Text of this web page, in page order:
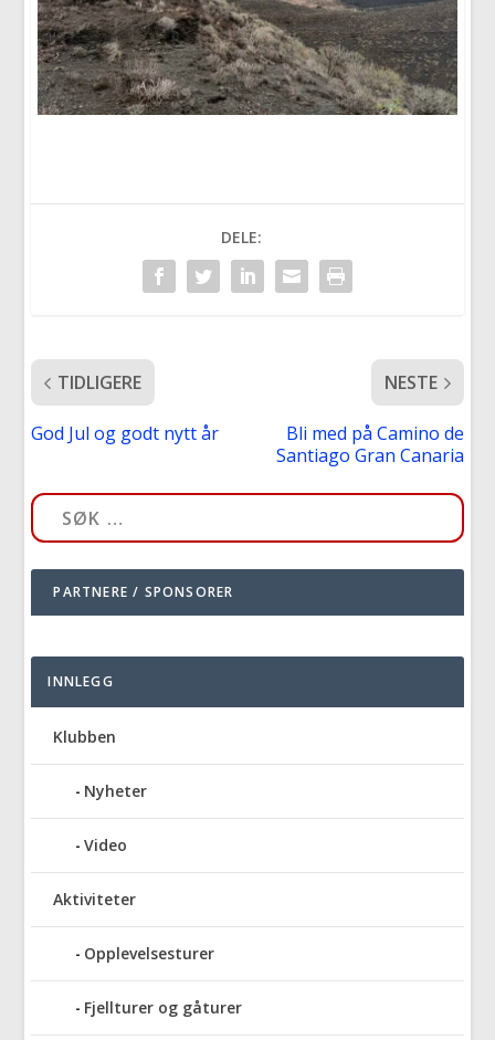
DELE:
TIDLIGERE
God Jul og godt nytt år
NESTE
Bli med på Camino de
Santiago Gran Canaria
PARTNERE / SPONSORER
INNLEGG
Klubben
Nyheter
Video
Aktiviteter
Opplevelsesturer
Fjellturer og gåturer